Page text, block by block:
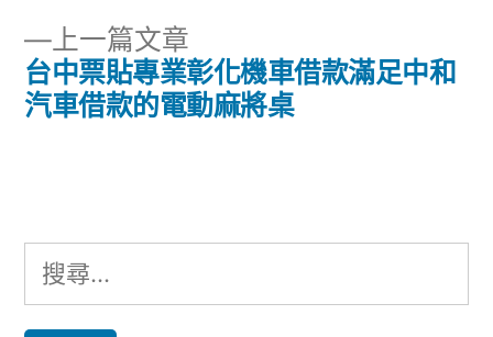
導
覽
上一篇文章
一
篇
台中票貼專業彰化機車借款滿足中和
汽車借款的電動麻將桌
搜
尋